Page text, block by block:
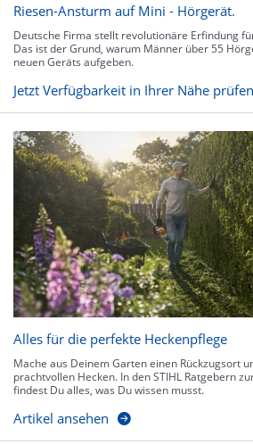
Riesen-Ansturm auf Mini - Hörgerät.
Deutsche Firma stellt revolutionäre Erfindung
Das ist der Grund, warum Männer über 55
neuen Geräts aufgeben.
Jetzt Verfügbarkeit in Ihrer Nähe prüfen
Alles für die perfekte Heckenpflege
Mache aus Deinem Garten einen Rückzugsort
prachtvollen Hecken. In den STIHL Ratgebern
findest Du alles, was Du wissen musst.
Artikel ansehen